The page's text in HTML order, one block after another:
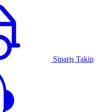
Sipariş Takip